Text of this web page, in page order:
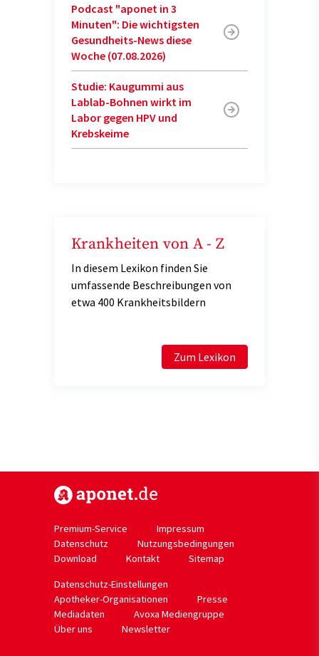
Podcast "aponet in 3
Minuten": Die wichtigsten
Gesundheits-News diese
Woche (07.08.2026)
Studie: Kaugummi aus
Lablab-Bohnen wirkt im
Labor gegen HPV und
Krebskeime
Krankheiten von A - Z
In diesem Lexikon finden Sie
umfassende Beschreibungen von
etwa 400 Krankheitsbildern
Zum Lexikon
Premium-Service
Impressum
Datenschutz
Nutzungsbedingungen
Download
Kontakt
Sitemap
Datenschutz-Einstellungen
Apotheker-Organisationen
Presse
Mediadaten
Avoxa Mediengruppe
Über uns
Newsletter